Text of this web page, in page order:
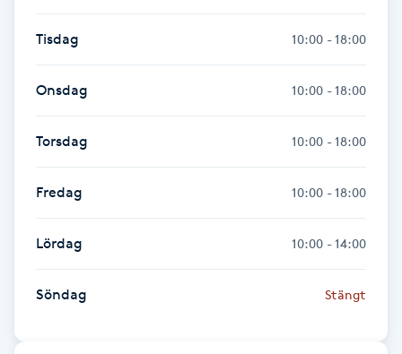
Gravidmassage
Gravidyoga
Gruppträning
Healing
Tisdag 10:00 - 18:00
Onsdag 10:00 - 18:00
Torsdag 10:00 - 18:00
Fredag 10:00 - 18:00
Lördag 10:00 - 14:00
Söndag Stängt